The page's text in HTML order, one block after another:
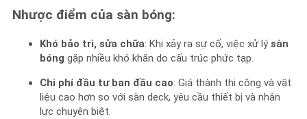
Nhược điểm của sàn bóng:
Khó bảo trì, sửa chữa: Khi xảy ra sự cố, việc xử lýsàn
bóng gặp nhiều khó khăn do cấu trúc phức tạp.
Chi phí đầu tư ban đầu cao: Giá thành thi công và vật
liệu cao hơn so với sàn deck, yêu cầu thiết bị và nhân
lực chuyên biệt.